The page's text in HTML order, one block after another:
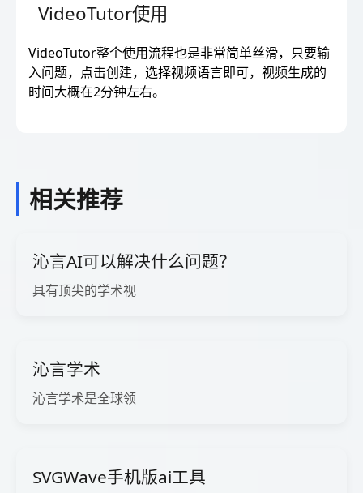
VideoTutor使用
VideoTutor整个使用流程也是非常简单丝滑，只要输
入问题，点击创建，选择视频语言即可，视频生成的
时间大概在2分钟左右。
相关推荐
沁言AI可以解决什么问题？
具有顶尖的学术视
沁言学术
沁言学术是全球领
SVGWave手机版ai工具